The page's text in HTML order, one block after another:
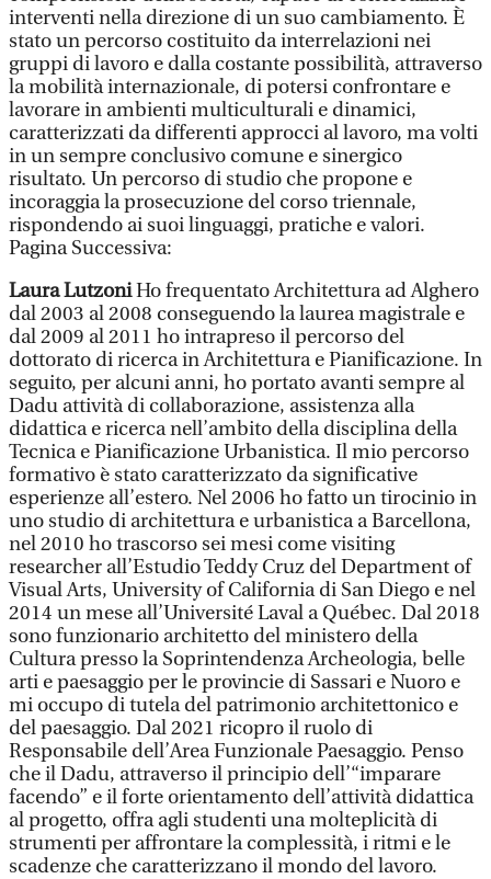
interventi nella direzione di un suo cambiamento. È
stato un percorso costituito da interrelazioni nei
gruppi di lavoro e dalla costante possibilità, attraverso
la mobilità internazionale, di potersi confrontare e
lavorare in ambienti multiculturali e dinamici,
caratterizzati da differenti approcci al lavoro, ma volti
in un sempre conclusivo comune e sinergico
risultato. Un percorso di studio che propone e
incoraggia la prosecuzione del corso triennale,
rispondendo ai suoi linguaggi, pratiche e valori.
Pagina Successiva:
Laura LutzoniHo frequentato Architettura ad Alghero
dal 2003 al 2008 conseguendo la laurea magistrale e
dal 2009 al 2011 ho intrapreso il percorso del
dottorato di ricerca in Architettura e Pianificazione. In
seguito, per alcuni anni, ho portato avanti sempre al
Dadu attività di collaborazione, assistenza alla
didattica e ricerca nell’ambito della disciplina della
Tecnica e Pianificazione Urbanistica. Il mio percorso
formativo è stato caratterizzato da significative
esperienze all’estero. Nel 2006 ho fatto un tirocinio in
uno studio di architettura e urbanistica a Barcellona,
nel 2010 ho trascorso sei mesi come visiting
researcher all’Estudio Teddy Cruz del Department of
Visual Arts, University of California di San Diego e nel
2014 un mese all’Université Laval a Québec. Dal 2018
sono funzionario architetto del ministero della
Cultura presso la Soprintendenza Archeologia, belle
arti e paesaggio per le provincie di Sassari e Nuoro e
mi occupo di tutela del patrimonio architettonico e
del paesaggio. Dal 2021 ricopro il ruolo di
Responsabile dell’Area Funzionale Paesaggio. Penso
che il Dadu, attraverso il principio dell’“imparare
facendo” e il forte orientamento dell’attività didattica
al progetto, offra agli studenti una molteplicità di
strumenti per affrontare la complessità, i ritmi e le
scadenze che caratterizzano il mondo del lavoro.